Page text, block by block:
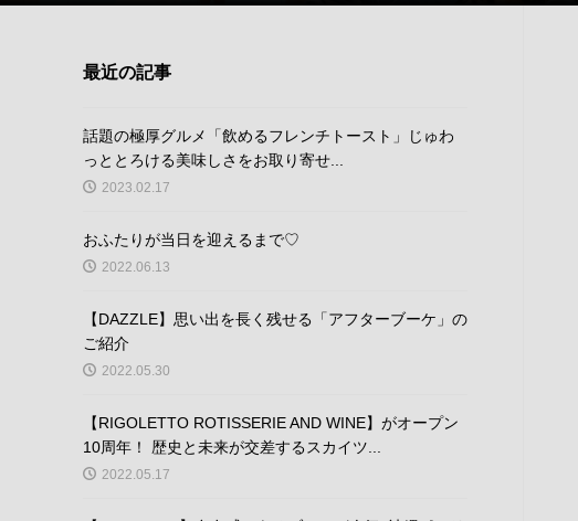
最近の記事
話題の極厚グルメ「飲めるフレンチトースト」じゅわ
っととろける美味しさをお取り寄せ...
2023.02.17
おふたりが当日を迎えるまで♡
2022.06.13
【DAZZLE】思い出を長く残せる「アフターブーケ」の
ご紹介
2022.05.30
【RIGOLETTO ROTISSERIE AND WINE】がオープン
10周年！ 歴史と未来が交差するスカイツ...
2022.05.17